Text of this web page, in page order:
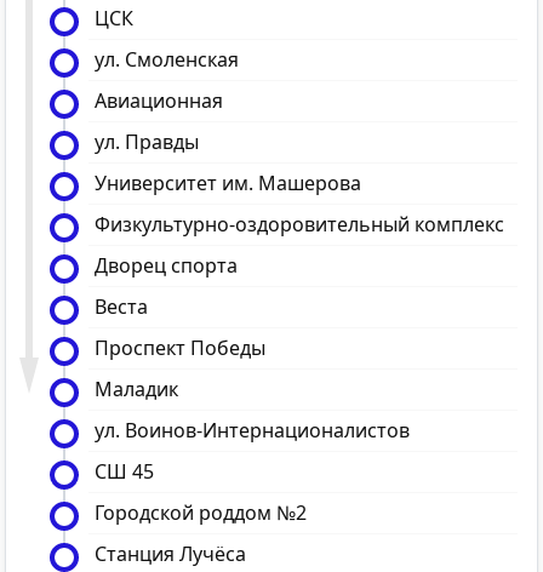
ЦСК
ул. Смоленская
Авиационная
ул. Правды
Университет им. Машерова
Физкультурно-оздоровительный комплекс
Дворец спорта
Веста
Проспект Победы
Маладик
ул. Воинов-Интернационалистов
СШ 45
Городской роддом №2
Станция Лучёса